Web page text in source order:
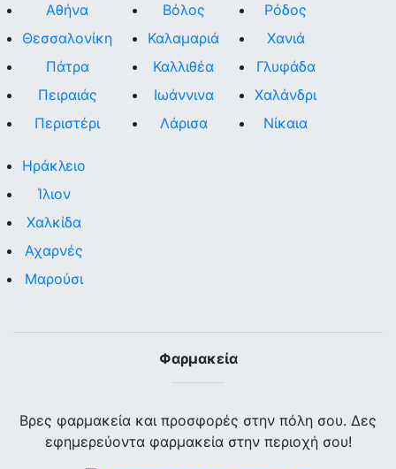
Αθήνα
Θεσσαλονίκη
Πάτρα
Πειραιάς
Περιστέρι
Βόλος
Καλαμαριά
Καλλιθέα
Ιωάννινα
Λάρισα
Ρόδος
Χανιά
Γλυφάδα
Χαλάνδρι
Νίκαια
Ηράκλειο
Ίλιον
Χαλκίδα
Αχαρνές
Μαρούσι
Φαρμακεία
Βρες φαρμακεία και προσφορές στην πόλη σου. Δες
εφημερεύοντα φαρμακεία στην περιοχή σου!